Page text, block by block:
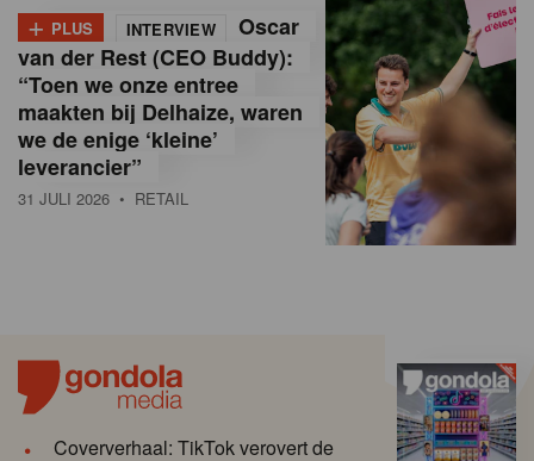
+ PLUS INTERVIEW
Oscar
van der Rest (CEO Buddy):
“Toen we onze entree
maakten bij Delhaize, waren
we de enige ‘kleine’
leverancier”
31 JULI 2026 • RETAIL
Coververhaal: TikTok verovert de